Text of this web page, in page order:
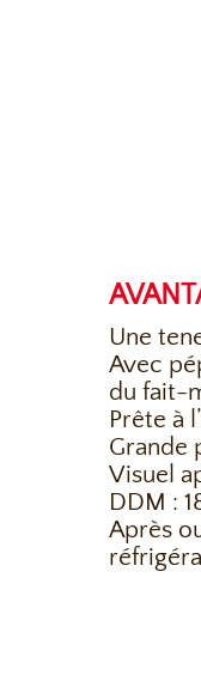
Une
Avec
du fait-
Prête à
Grande
Visuel
DDM :
Après